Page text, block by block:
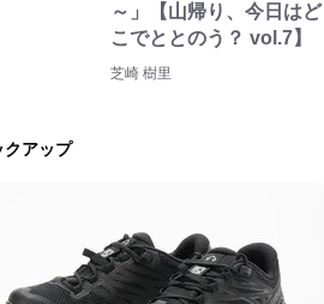
～」【山帰り、今日はど
こでととのう？ vol.7】
芝崎 樹里
クアップ